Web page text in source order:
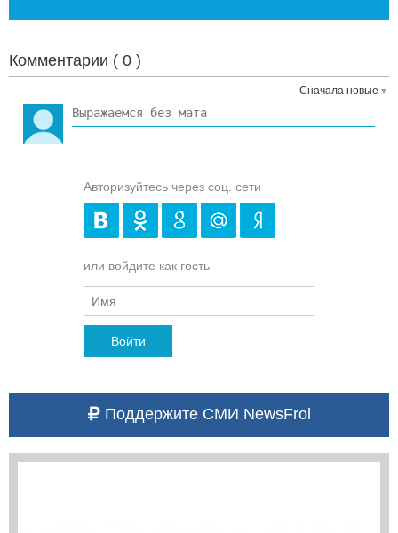
Комментарии ( 0 )
Сначала новые
Авторизуйтесь через соц. сети
или войдите как гость
Войти
Поддержите СМИ NewsFrol